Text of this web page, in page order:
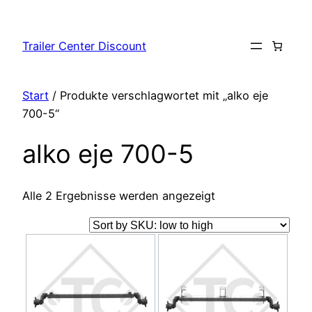
springen
Trailer Center Discount
Start / Produkte verschlagwortet mit „alko eje
700-5“
alko eje 700-5
Alle 2 Ergebnisse werden angezeigt
weist
mehrere
weist
mehrere